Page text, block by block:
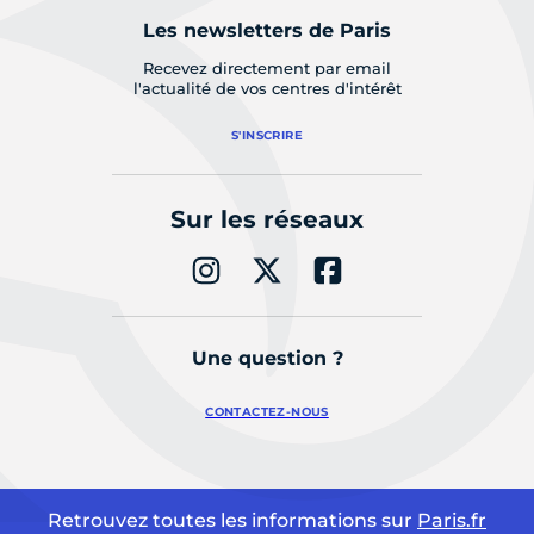
Les newsletters de Paris
Recevez directement par email
l'actualité de vos centres d'intérêt
S'INSCRIRE
Sur les réseaux
Une question ?
CONTACTEZ-NOUS
Retrouvez toutes les informations sur Paris.fr